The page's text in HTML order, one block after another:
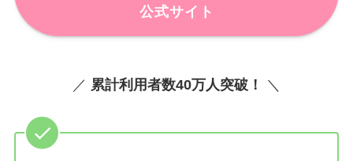
公式サイト
／ 累計利用者数40万人突破！ ＼